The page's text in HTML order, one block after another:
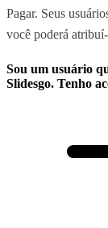
Pagar. Seus
você poderá
Sou um usuário
Slidesgo. Tenho